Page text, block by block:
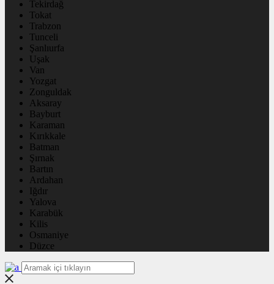
Tekirdağ
Tokat
Trabzon
Tunceli
Şanlıurfa
Uşak
Van
Yozgat
Zonguldak
Aksaray
Bayburt
Karaman
Kırıkkale
Batman
Şırnak
Bartın
Ardahan
Iğdır
Yalova
Karabük
Kilis
Osmaniye
Düzce